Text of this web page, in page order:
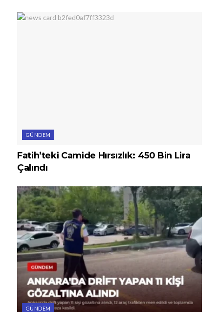
GÜNDEM
Fatih’teki Camide Hırsızlık: 450 Bin Lira
Çalındı
GÜNDEM